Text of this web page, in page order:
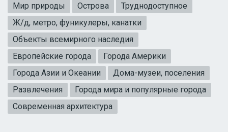
Мир природы
Острова
Труднодоступное
Ж/д, метро, фуникулеры, канатки
Объекты всемирного наследия
Европейские города
Города Америки
Города Азии и Океании
Дома-музеи, поселения
Развлечения
Города мира и популярные города
Современная архитектура